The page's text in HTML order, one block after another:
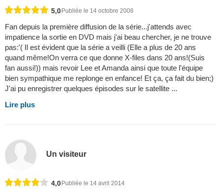
5,0Publiée le 14 octobre 2008
Fan depuis la première diffusion de la série...j'attends avec
impatience la sortie en DVD mais j'ai beau chercher, je ne trouve
pas:'( Il est évident que la série a veilli (Elle a plus de 20 ans
quand même!On verra ce que donne X-files dans 20 ans!(Suis
fan aussi!)) mais revoir Lee et Amanda ainsi que toute l'équipe
bien sympathique me replonge en enfance! Et ça, ça fait du bien;)
J'ai pu enregistrer quelques épisodes sur le satellite ...
Lire plus
Un visiteur
4,0Publiée le 14 avril 2014